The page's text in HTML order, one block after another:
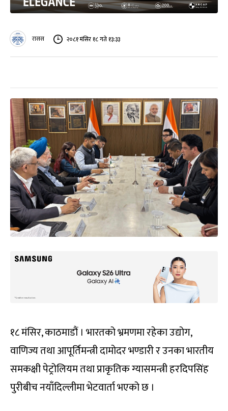
रासस २०८१ मंसिर १८ गते १३:३३
१८ मंसिर, काठमाडौं । भारतको भ्रमणमा रहेका उद्योग,
वाणिज्य तथा आपूर्तिमन्त्री दामोदर भण्डारी र उनका भारतीय
समकक्षी पेट्रोलियम तथा प्राकृतिक ग्यासमन्त्री हरदिपसिंह
पुरीबीच नयाँदिल्लीमा भेटवार्ता भएको छ ।